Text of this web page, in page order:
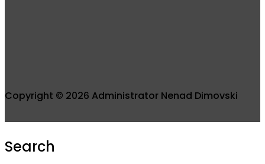
Copyright © 2026 Administrator Nenad Dimovski
Search